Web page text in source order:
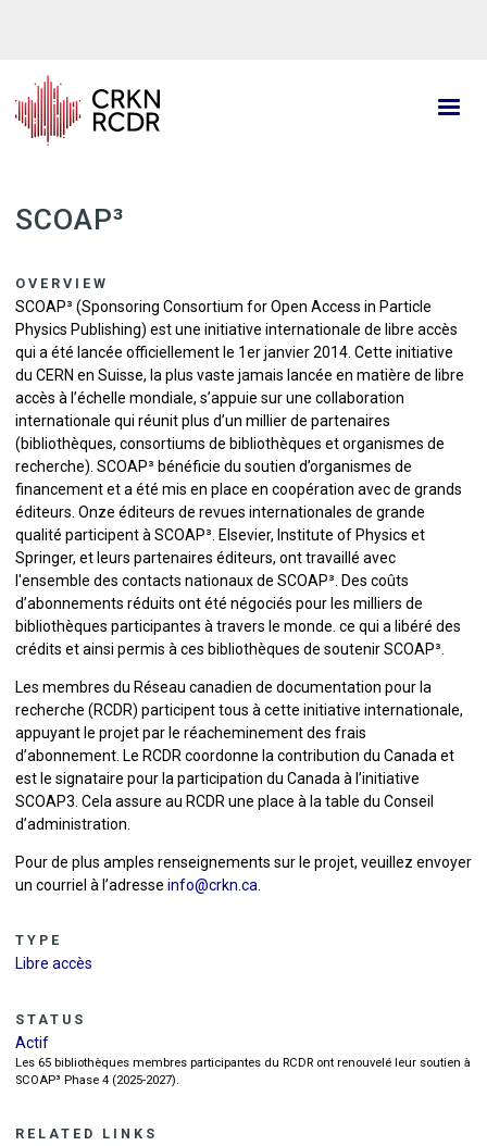
principal
SCOAP³
OVERVIEW
SCOAP³ (Sponsoring Consortium for Open Access in Particle
Physics Publishing) est une initiative internationale de libre accès
qui a été lancée officiellement le 1er janvier 2014. Cette initiative
du CERN en Suisse, la plus vaste jamais lancée en matière de libre
accès à l’échelle mondiale, s’appuie sur une collaboration
internationale qui réunit plus d’un millier de partenaires
(bibliothèques, consortiums de bibliothèques et organismes de
recherche). SCOAP³ bénéficie du soutien d’organismes de
financement et a été mis en place en coopération avec de grands
éditeurs. Onze éditeurs de revues internationales de grande
qualité participent à SCOAP³. Elsevier, Institute of Physics et
Springer, et leurs partenaires éditeurs, ont travaillé avec
l'ensemble des contacts nationaux de SCOAP³. Des coûts
d’abonnements réduits ont été négociés pour les milliers de
bibliothèques participantes à travers le monde. ce qui a libéré des
crédits et ainsi permis à ces bibliothèques de soutenir SCOAP³.
Les membres du Réseau canadien de documentation pour la
recherche (RCDR) participent tous à cette initiative internationale,
appuyant le projet par le réacheminement des frais
d’abonnement. Le RCDR coordonne la contribution du Canada et
est le signataire pour la participation du Canada à l’initiative
SCOAP3. Cela assure au RCDR une place à la table du Conseil
d’administration.
Pour de plus amples renseignements sur le projet, veuillez envoyer
un courriel à l’adresse info@crkn.ca
TYPE
Libre accès
STATUS
Actif
Les 65 bibliothèques membres participantes du RCDR ont renouvelé leur soutien à
SCOAP³ Phase 4 (2025-2027).
RELATED LINKS